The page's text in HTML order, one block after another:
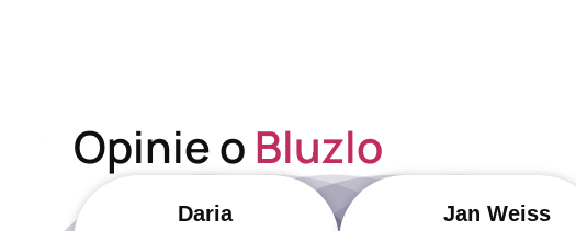
Opinie o Bluzlo
Daria
Jan Weiss